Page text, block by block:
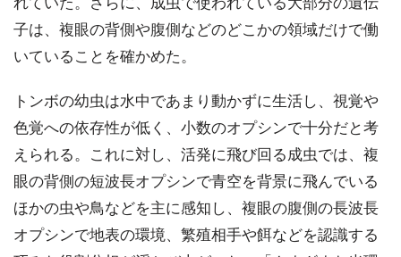
子は、複眼の背側や腹側などのどこかの領域だけで働
いていることを確かめた。
トンボの幼虫は水中であまり動かずに生活し、視覚や
色覚への依存性が低く、小数のオプシンで十分だと考
えられる。これに対し、活発に飛び回る成虫では、複
眼の背側の短波長オプシンで青空を背景に飛んでいる
ほかの虫や鳥などを主に感知し、複眼の腹側の長波長
オプシンで地表の環境、繁殖相手や餌などを認識する